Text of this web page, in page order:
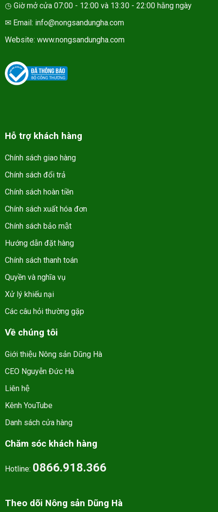
◷ Giờ mở cửa 07:00 - 12:00 và 13:30 - 22:00 hằng ngày
✉ Email: info@nongsandungha.com
Website: www.nongsandungha.com
Hỗ trợ khách hàng
Chính sách giao hàng
Chính sách đổi trả
Chính sách hoàn tiền
Chính sách xuất hóa đơn
Chính sách bảo mật
Hướng dẫn đặt hàng
Chính sách thanh toán
Quyền và nghĩa vụ
Xử lý khiếu nại
Các câu hỏi thường gặp
Về chúng tôi
Giới thiệu Nông sản Dũng Hà
CEO Nguyễn Đức Hà
Liên hệ
Kênh YouTube
Danh sách cửa hàng
Chăm sóc khách hàng
Hotline: 0866.918.366
Theo dõi Nông sản Dũng Hà